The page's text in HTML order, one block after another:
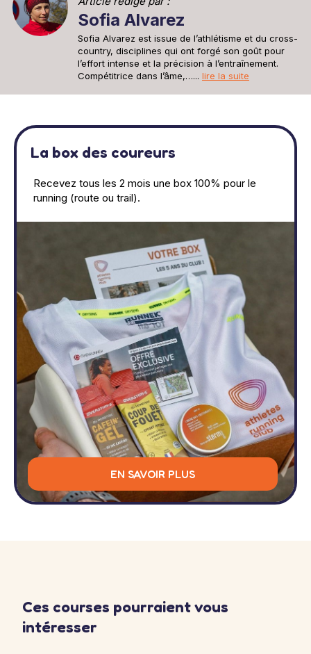
Sofia Alvarez
Sofia Alvarez est issue de l’athlétisme et du cross-
country, disciplines qui ont forgé son goût pour
l’effort intense et la précision à l’entraînement.
Compétitrice dans l’âme,…... lire la suite
La box des coureurs
Recevez tous les 2 mois une box 100% pour le
running (route ou trail).
EN SAVOIR PLUS
Ces courses pourraient vous
intéresser